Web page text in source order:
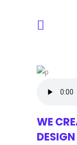
WE
DESIGN